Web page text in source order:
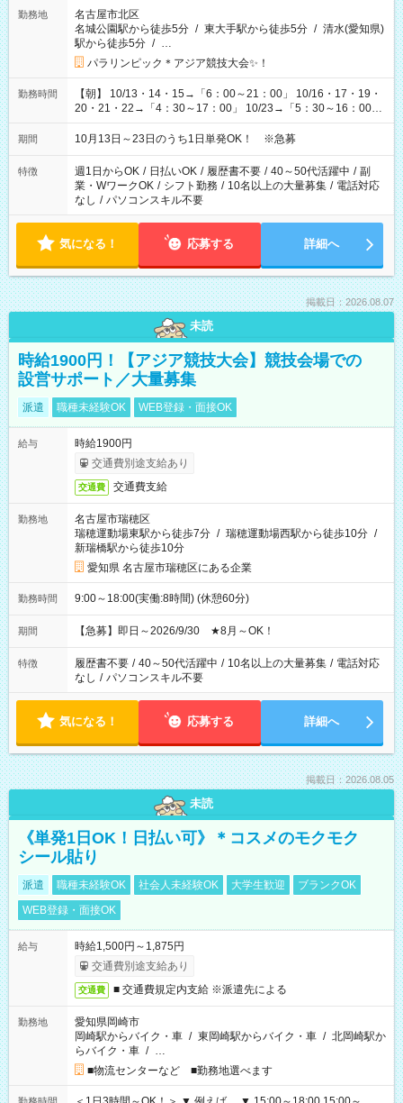
勤務地
名古屋市北区
名城公園駅から徒歩5分 / 東大手駅から徒歩5分 / 清水(愛知県)
駅から徒歩5分 / …
パラリンピック＊アジア競技大会✨！
勤務時間
【朝】 10/13・14・15→「6：00～21：00」 10/16・17・19・
20・21・22→「4：30～17：00」 10/23→「5：30～16：00」
【夕方】 10/16・17・19～21→「17：00～26：00」
10/22→「17：00～24：30」 10/23→「16：00～23：00」 ＊
け、夕方だけ、などもOKです！
期間 10月13日～23日のうち1日単発OK！ ※急募
特徴 週1日からOK / 日払いOK / 履歴書不要 / 40～50代活躍中 / 副
業・WワークOK / シフト勤務 / 10名以上の大量募集 / 電話対応
なし / パソコンスキル不要
気になる！ 応募する 詳細へ
掲載日：2026.08.07
未読
時給1900円！【アジア競技大会】競技会場での
設営サポート／大量募集
派遣 職種未経験OK WEB登録・面接OK
給与
時給1900円
交通費別途支給あり
交通費 交通費支給
勤務地
名古屋市瑞穂区
瑞穂運動場東駅から徒歩7分 / 瑞穂運動場西駅から徒歩10分 /
新瑞橋駅から徒歩10分
愛知県 名古屋市瑞穂区にある企業
勤務時間 9:00～18:00(実働:8時間) (休憩60分)
期間 【急募】即日～2026/9/30 ★8月～OK！
特徴 履歴書不要 / 40～50代活躍中 / 10名以上の大量募集 / 電話対応
なし / パソコンスキル不要
気になる！ 応募する 詳細へ
掲載日：2026.08.05
未読
《単発1日OK！日払い可》＊コスメのモクモク
シール貼り
派遣 職種未経験OK 社会人未経験OK 大学生歓迎
ブランクOK
WEB登録・面接OK
給与
時給1,500円～1,875円
交通費別途支給あり
交通費 ■ 交通費規定内支給 ※派遣先による
勤務地
愛知県岡崎市
岡崎駅からバイク・車 / 東岡崎駅からバイク・車 / 北岡崎駅か
らバイク・車 / …
■物流センターなど ■勤務地選べます